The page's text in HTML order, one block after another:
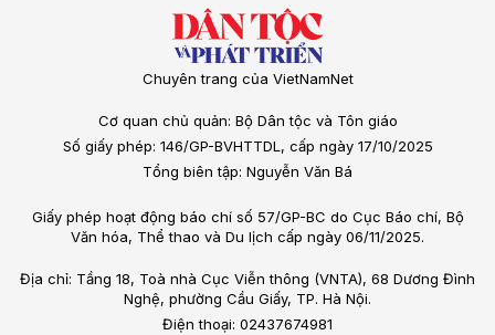
Chuyên trang của VietNamNet
Cơ quan chủ quản: Bộ Dân tộc và Tôn giáo
Số giấy phép: 146/GP-BVHTTDL, cấp ngày 17/10/2025
Tổng biên tập: Nguyễn Văn Bá
Giấy phép hoạt động báo chí số 57/GP-BC do Cục Báo chí, Bộ
Văn hóa, Thể thao và Du lịch cấp ngày 06/11/2025.
Địa chỉ: Tầng 18, Toà nhà Cục Viễn thông (VNTA), 68 Dương Đình
Nghệ, phường Cầu Giấy, TP. Hà Nội.
Điện thoại: 02437674981